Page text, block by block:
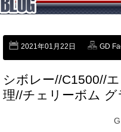
2021年01月22日 GD
シボレー//C1500//
理//チェリーボム